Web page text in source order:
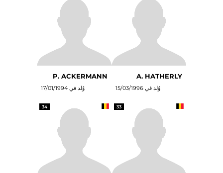
A. HATHERLY
وُلد في 15/03/1996
P. ACKERMANN
وُلد في 17/01/1994
33
34